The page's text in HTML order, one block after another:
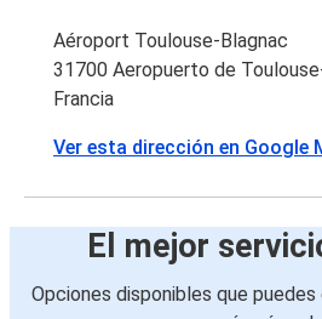
Aéroport Toulouse-Blagnac
31700 Aeropuerto de
Francia
Ver esta dirección en Google
El mejor
Opciones disponibles que puedes